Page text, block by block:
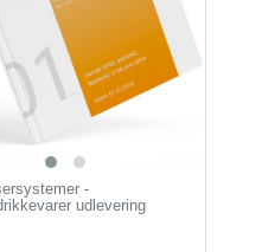
-
udlevering